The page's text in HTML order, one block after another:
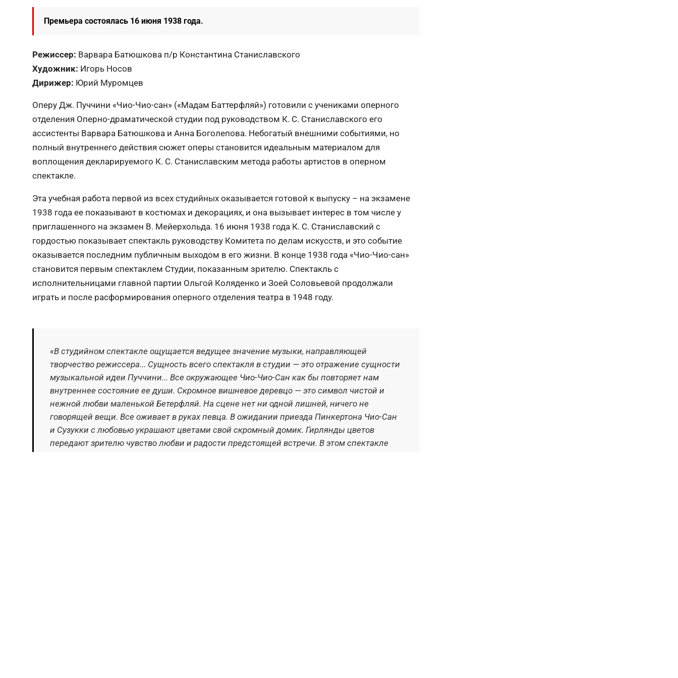
Премьера состоялась 16 июня 1938 года.
Режиссер: Варвара Батюшкова п/р Константина Станиславского
Художник: Игорь Носов
Дирижер: Юрий Муромцев
Оперу Дж. Пуччини «Чио-Чио-сан» («Мадам Баттерфляй») готовили с учениками оперного
отделения Оперно-драматической студии под руководством К. С. Станиславского его
ассистенты Варвара Батюшкова и Анна Боголепова. Небогатый внешними событиями, но
полный внутреннего действия сюжет оперы становится идеальным материалом для
воплощения декларируемого К. С. Станиславским метода работы артистов в оперном
спектакле.
Эта учебная работа первой из всех студийных оказывается готовой к выпуску – на экзамене
1938 года ее показывают в костюмах и декорациях, и она вызывает интерес в том числе у
приглашенного на экзамен В. Мейерхольда. 16 июня 1938 года К. С. Станиславский с
гордостью показывает спектакль руководству Комитета по делам искусств, и это событие
оказывается последним публичным выходом в его жизни. В конце 1938 года «Чио-Чио-сан»
становится первым спектаклем Студии, показанным зрителю. Спектакль с
исполнительницами главной партии Ольгой Коляденко и Зоей Соловьевой продолжали
играть и после расформирования оперного отделения театра в 1948 году.
«В студийном спектакле ощущается ведущее значение музыки, направляющей
творчество режиссера... Сущность всего спектакля в студии — это отражение сущности
музыкальной идеи Пуччини... Все окружающее Чио-Чио-Сан как бы повторяет нам
внутреннее состояние ее души. Скромное вишневое деревцо — это символ чистой и
нежной любви маленькой Бетерфляй. На сцене нет ни одной лишней, ничего не
говорящей вещи. Все оживает в руках певца. В ожидании приезда Пинкертона Чио-Сан
и Сузукки с любовью украшают цветами свой скромный домик. Гирлянды цветов
передают зрителю чувство любви и радости предстоящей встречи. В этом спектакле